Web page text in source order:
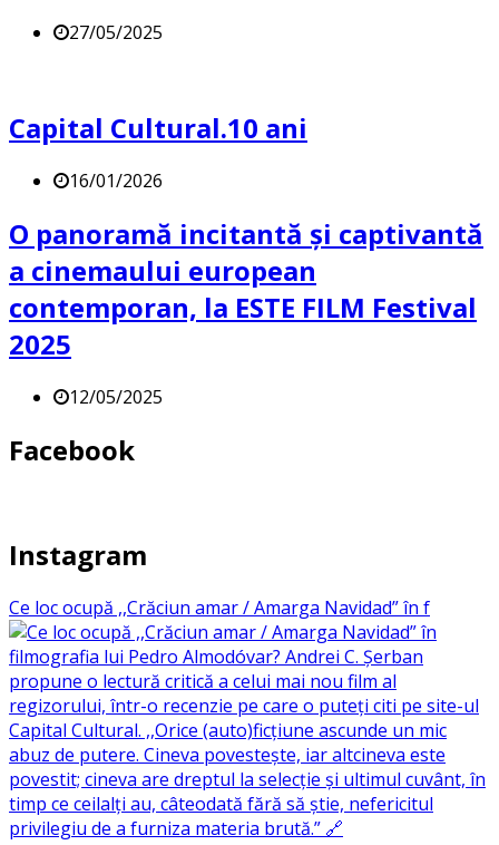
27/05/2025
Capital Cultural.10 ani
16/01/2026
O panoramă incitantă și captivantă
a cinemaului european
contemporan, la ESTE FILM Festival
2025
12/05/2025
Facebook
Instagram
Ce loc ocupă ,,Crăciun amar / Amarga Navidad” în f